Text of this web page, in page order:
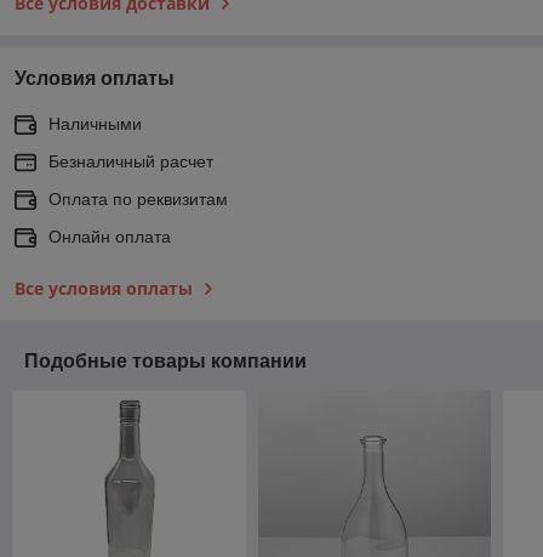
Условия оплаты
Наличными
Безналичный расчет
Оплата по реквизитам
Онлайн оплата
Все условия оплаты
Подобные товары компании